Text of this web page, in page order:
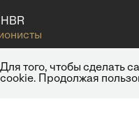
Для того, чтобы сделать
cookie. Продолжая